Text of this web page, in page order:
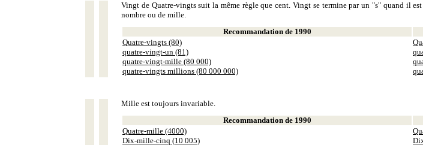
Vingt de Quatre-vingts suit la même règle que cent. Vingt se termine par un "s" quand il
nombre ou de mille.
Recommandation de 1990
Quatre-vingts (80)
quatre-vingt-un (81)
quatre-vingt-mille (80 000)
quatre-vingts millions (80 000 000)
Mille est toujours invariable.
Recommandation de 1990
Quatre-mille (4000)
Dix-mille-cinq (10 005)